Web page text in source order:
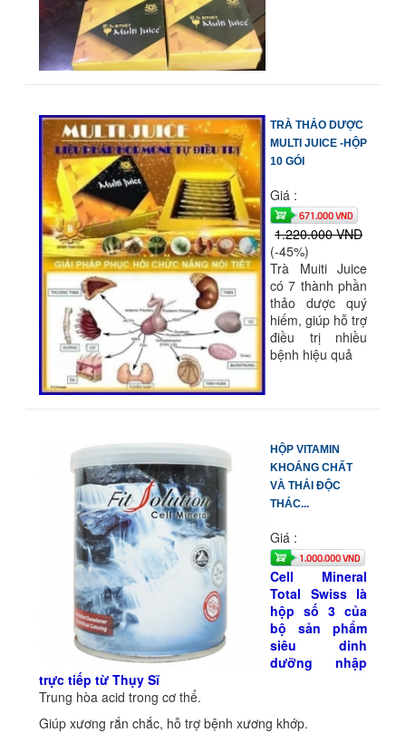
TRÀ THẢO DƯỢC
MULTI JUICE -HỘP
10 GÓI
Giá :
671.000 VND
1.220.000 VND
(-45%)
Trà Muiti Juice
có 7 thành phần
thảo dược quý
hiếm, giúp hỗ trợ
điều trị nhiều
bệnh hiệu quả
HỘP VITAMIN
KHOÁNG CHẤT
VÀ THẢI ĐỘC
THÁC...
Giá :
1.000.000 VND
Cell Mineral
Total Swiss là
hộp số 3 của
bộ sản phẩm
siêu dinh
dưỡng nhập
trực tiếp từ Thụy Sĩ
Trung hòa acid trong cơ thể.
Giúp xương rắn chắc, hỗ trợ bệnh xương khớp.